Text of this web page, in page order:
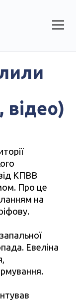
відео)
КПВВ
Про це
на
Евеліна